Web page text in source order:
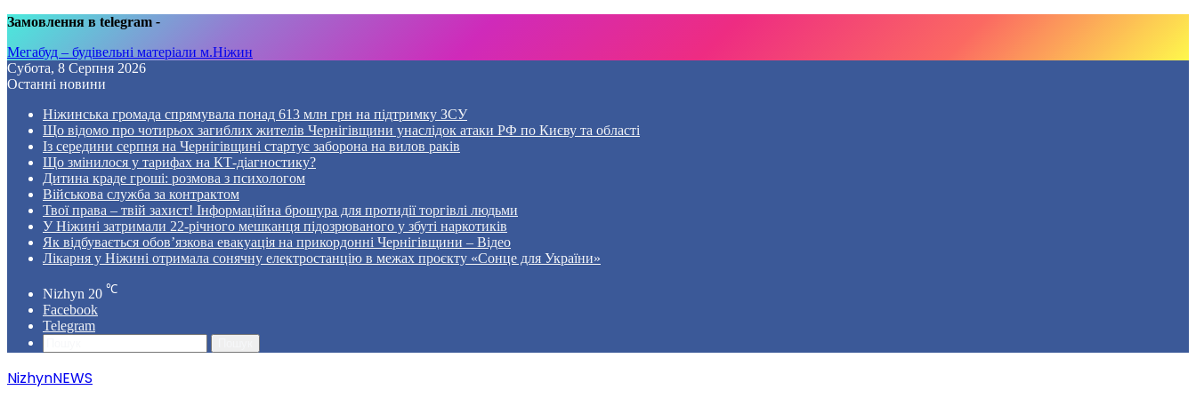
Замовлення в telegram -
Мегабуд – будівельні матеріали м.Ніжин
Субота, 8 Серпня 2026
Останні новини
Ніжинська громада спрямувала понад 613 млн грн на підтримку ЗСУ
Що відомо про чотирьох загиблих жителів Чернігівщини унаслідок атаки РФ по Києву та області
Із середини серпня на Чернігівщині стартує заборона на вилов раків
Що змінилося у тарифах на КТ-діагностику?
Дитина краде гроші: розмова з психологом
Військова служба за контрактом
Твої права – твій захист! Інформаційна брошура для протидії торгівлі людьми
У Ніжині затримали 22-річного мешканця підозрюваного у збуті наркотиків
Як відбувається обов’язкова евакуація на прикордонні Чернігівщини – Відео
Лікарня у Ніжині отримала сонячну електростанцію в межах проєкту «Сонце для України»
Nizhyn 20 ℃
Facebook
Telegram
NizhynNEWS